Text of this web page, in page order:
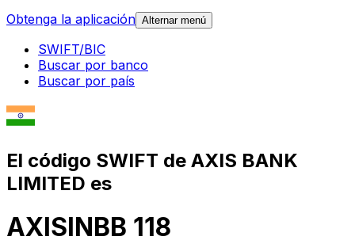
Obtenga la aplicación Alternar menú
SWIFT/BIC
Buscar por banco
Buscar por país
El código SWIFT de AXIS BANK
LIMITED es
AXISINBB 118